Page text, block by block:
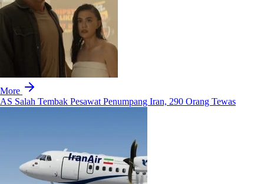
More
AS Salah Tembak Pesawat Penumpang Iran, 290 Orang Tewas